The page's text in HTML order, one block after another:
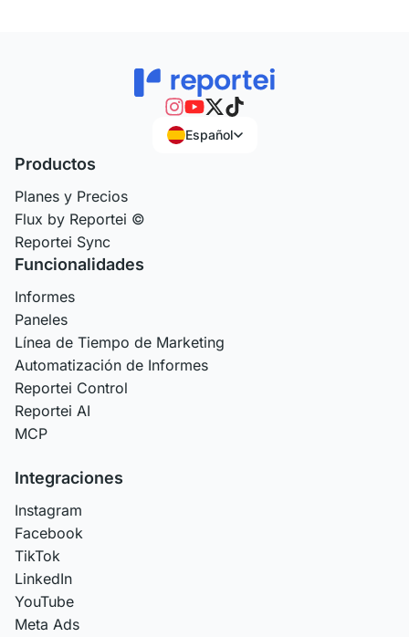
Español
Productos
Planes y Precios
Flux by Reportei ©
Reportei Sync
Funcionalidades
Informes
Paneles
Línea de Tiempo de Marketing
Automatización de Informes
Reportei Control
Reportei AI
MCP
Integraciones
Instagram
Facebook
TikTok
LinkedIn
YouTube
Meta Ads